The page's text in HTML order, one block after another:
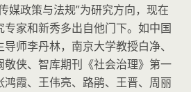
媒政策与法规”为研究方向，现在
家和新秀多出自他门下。如中国
师李丹林，南京大学教授白净、
敬侠、智库期刊《社会治理》第一
鸿霞、王伟亮、路鹃、王晋、周丽